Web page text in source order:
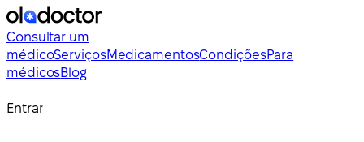
Consultar um
médicoServiçosMedicamentosCondiçõesPara
médicosBlog
Entrar